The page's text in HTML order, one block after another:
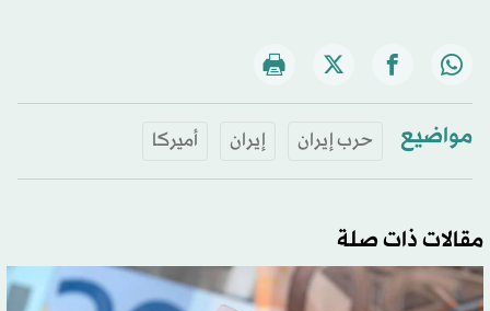
مواضيع حرب إيران إيران أميركا
مقالات ذات صلة